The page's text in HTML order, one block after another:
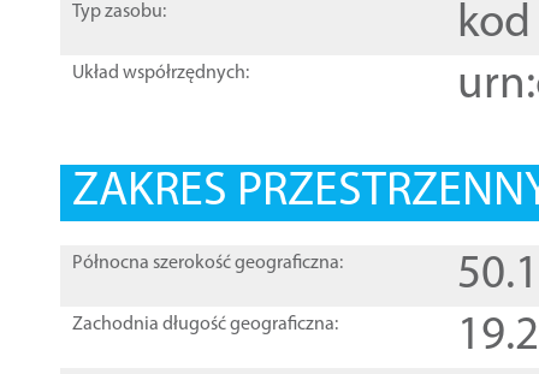
Typ zasobu: kod
Układ współrzędnych:
ZAKRES
Północna szerokość geograficzna:
Zachodnia długość geograficzna: